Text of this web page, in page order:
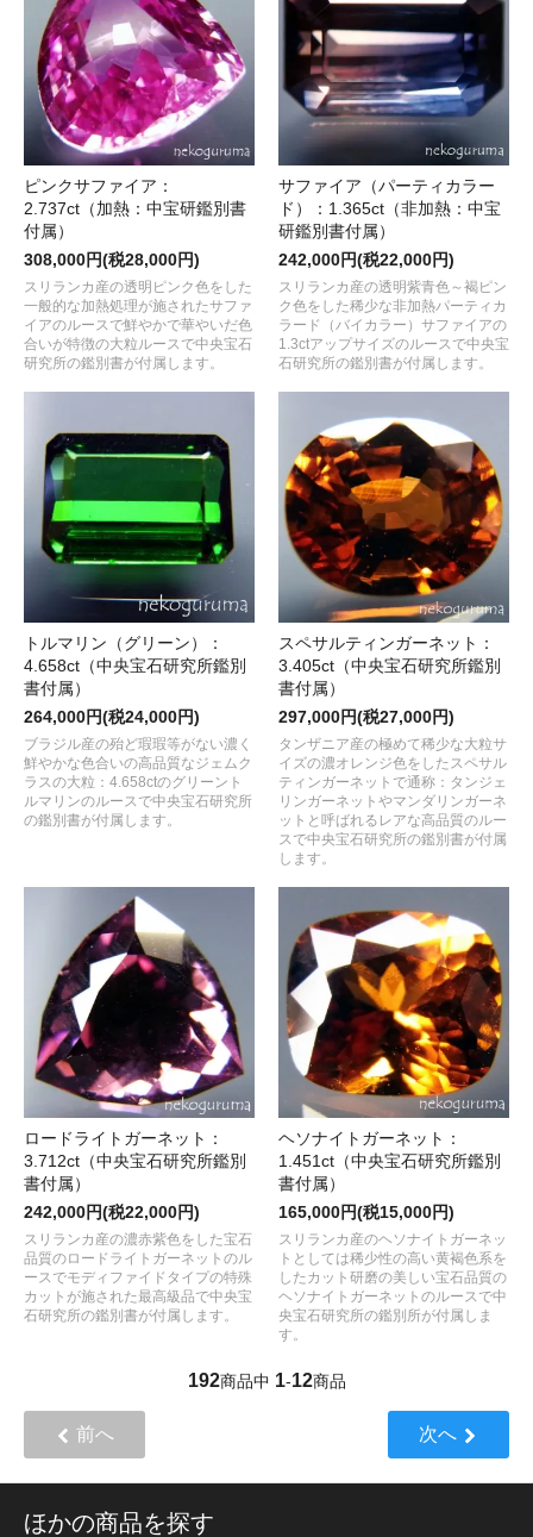
ピンクサファイア：
2.737ct（加熱：中宝研鑑別書
付属）
308,000円(税28,000円)
スリランカ産の透明ピンク色をした
一般的な加熱処理が施されたサファ
イアのルースで鮮やかで華やいだ色
合いが特徴の大粒ルースで中央宝石
研究所の鑑別書が付属します。
サファイア（パーティカラー
ド）：1.365ct（非加熱：中宝
研鑑別書付属）
242,000円(税22,000円)
スリランカ産の透明紫青色～褐ピン
ク色をした稀少な非加熱パーティカ
ラード（バイカラー）サファイアの
1.3ctアップサイズのルースで中央宝
石研究所の鑑別書が付属します。
トルマリン（グリーン）：
4.658ct（中央宝石研究所鑑別
書付属）
264,000円(税24,000円)
ブラジル産の殆ど瑕瑕等がない濃く
鮮やかな色合いの高品質なジェムク
ラスの大粒：4.658ctのグリーント
ルマリンのルースで中央宝石研究所
の鑑別書が付属します。
スペサルティンガーネット：
3.405ct（中央宝石研究所鑑別
書付属）
297,000円(税27,000円)
タンザニア産の極めて稀少な大粒サ
イズの濃オレンジ色をしたスペサル
ティンガーネットで通称：タンジェ
リンガーネットやマンダリンガーネ
ットと呼ばれるレアな高品質のルー
スで中央宝石研究所の鑑別書が付属
します。
ロードライトガーネット：
3.712ct（中央宝石研究所鑑別
書付属）
242,000円(税22,000円)
スリランカ産の濃赤紫色をした宝石
品質のロードライトガーネットのル
ースでモディファイドタイプの特殊
カットが施された最高級品で中央宝
石研究所の鑑別書が付属します。
ヘソナイトガーネット：
1.451ct（中央宝石研究所鑑別
書付属）
165,000円(税15,000円)
スリランカ産のヘソナイトガーネッ
トとしては稀少性の高い黄褐色系を
したカット研磨の美しい宝石品質の
ヘソナイトガーネットのルースで中
央宝石研究所の鑑別所が付属しま
す。
192商品中 1-12商品
前へ 次へ
ほかの商品を探す